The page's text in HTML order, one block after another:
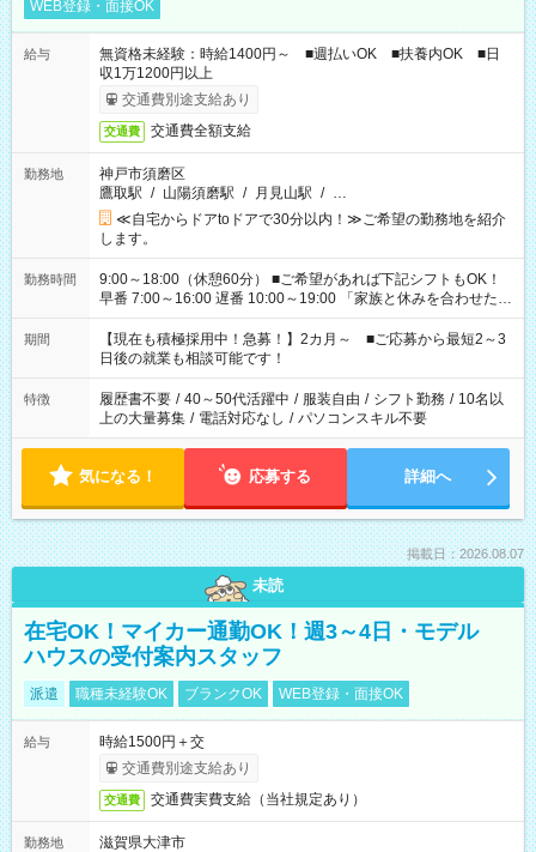
WEB登録・面接OK
給与
無資格未経験：時給1400円～ ■週払いOK ■扶養内OK ■日
収1万1200円以上
交通費別途支給あり
交通費 交通費全額支給
勤務地
神戸市須磨区
鷹取駅 / 山陽須磨駅 / 月見山駅 / …
≪自宅からドアtoドアで30分以内！≫ご希望の勤務地を紹介
します。
勤務時間
9:00～18:00（休憩60分） ■ご希望があれば下記シフトもOK！
早番 7:00～16:00 遅番 10:00～19:00 「家族と休みを合わせた
い」 「余裕を持って夕飯の準備がしたい」 「できれば残業はし
たくない」 など、ご希望を教えてくださいね。 ※Wワーク希望
の方へ 今ご覧のお仕事で希望する勤務時間と、もう1つのお仕事
の勤務時間。 合計で週40時間を超える場合は応募できません。
期間
【現在も積極採用中！急募！】2カ月～ ■ご応募から最短2～3
日後の就業も相談可能です！
特徴 履歴書不要 / 40～50代活躍中 / 服装自由 / シフト勤務 / 10名以
上の大量募集 / 電話対応なし / パソコンスキル不要
気になる！ 応募する 詳細へ
掲載日：2026.08.07
未読
在宅OK！マイカー通勤OK！週3～4日・モデル
ハウスの受付案内スタッフ
派遣 職種未経験OK ブランクOK WEB登録・面接OK
給与
時給1500円＋交
交通費別途支給あり
交通費 交通費実費支給（当社規定あり）
勤務地
滋賀県大津市